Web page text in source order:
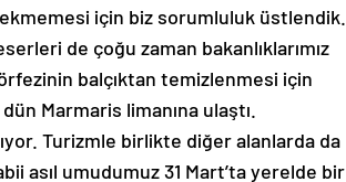
için biz sorumluluk üstlendik.
de çoğu zaman bakanlıklarımız
balçıktan temizlenmesi için
Marmaris limanına ulaştı.
Turizmle birlikte diğer alanlarda da
asıl umudumuz 31 Mart’ta yerelde bir